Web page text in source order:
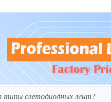
типы светодиодных лент?